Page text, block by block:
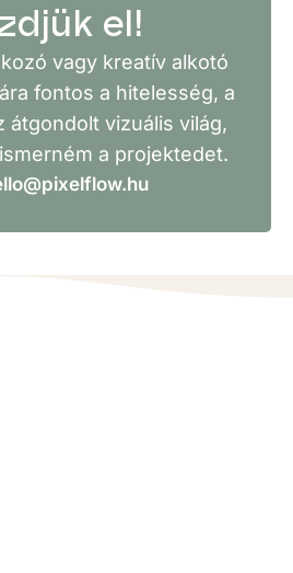
el!
vagy kreatív alkotó
fontos a hitelesség, a
átgondolt vizuális világ,
a projektedet.